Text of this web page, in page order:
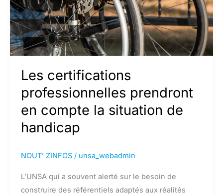
Les certifications
professionnelles prendront
en compte la situation de
handicap
NOUT’ ZINFOS/ unsa_webadmin
L’UNSA qui a souvent alerté sur le besoin de
construire des référentiels adaptés aux réalités